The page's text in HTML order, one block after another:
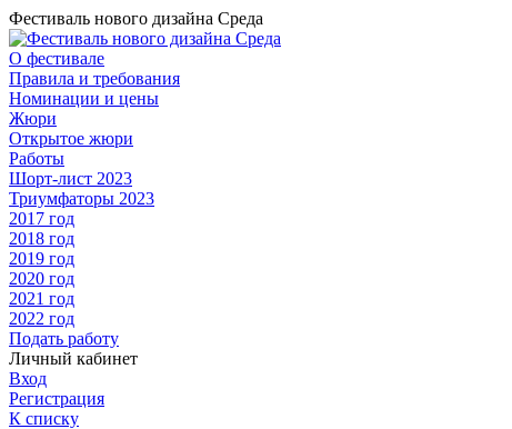
Фестиваль нового дизайна Среда
О фестивале
Правила и требования
Номинации и цены
Жюри
Открытое жюри
Работы
Шорт-лист 2023
Триумфаторы 2023
2017 год
2018 год
2019 год
2020 год
2021 год
2022 год
Подать работу
Личный кабинет
Вход
Регистрация
К списку